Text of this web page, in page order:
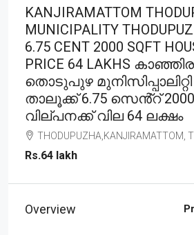
KANJIRAMATTOM
MUNICIPALITY
6.75 CENT 2000 SQFT
PRICE 64 LAKHS
തൊടുപുഴ
താലൂക്ക് 6.75 സെൻ്റ് 2000
വില്പനക്ക് വില 64 ലക്ഷം
THODUPUZHA,KANJIRAMATTOM,
Rs.64 lakh
Overview